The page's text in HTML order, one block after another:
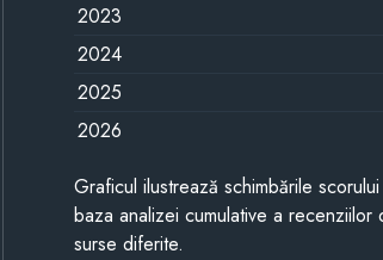
2023
2024
2025
2026
Graficul ilustrează schimbările
baza analizei cumulative a
surse diferite.